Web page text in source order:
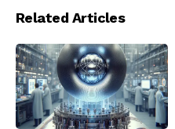
Related Articles